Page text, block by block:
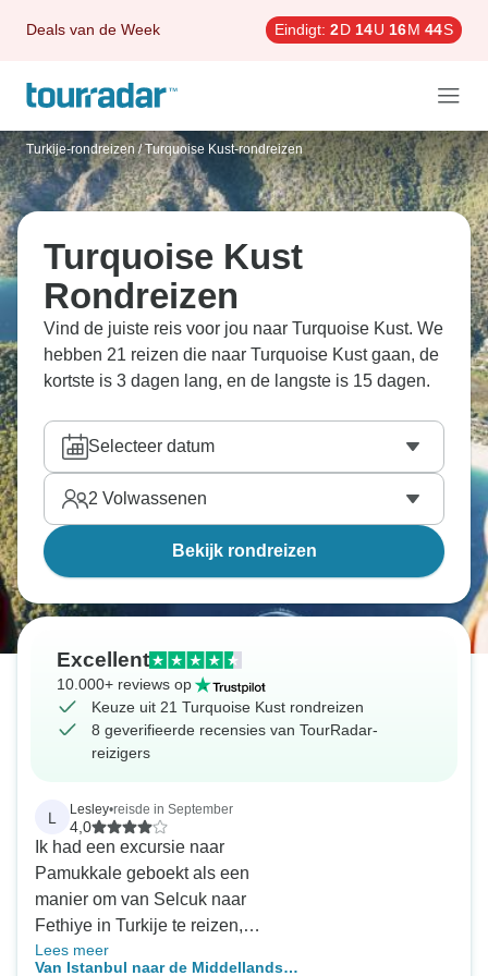
Deals van de Week Eindigt: 2D 14U 16M 43S
Turkije-rondreizen / Turquoise Kust-rondreizen
Turquoise Kust
Rondreizen
Vind de juiste reis voor jou naar Turquoise Kust. We
hebben 21 reizen die naar Turquoise Kust gaan, de
kortste is 3 dagen lang, en de langste is 15 dagen.
Selecteer datum
2 Volwassenen
Bekijk rondreizen
Excellent
10.000+ reviews op
Keuze uit 21 Turquoise Kust rondreizen
8 geverifieerde recensies van TourRadar-
reizigers
L Lesley•reisde in September
4,0
Ik had een excursie naar
Pamukkale geboekt als een
manier om van Selcuk naar
Fethiye in Turkije te reizen,
opgehaald bij mijn hotel en naar
Lees meer
Van Istanbul naar de Middellandse